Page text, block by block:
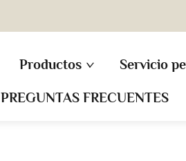
Productos Servicio
PREGUNTAS FRECUENTES